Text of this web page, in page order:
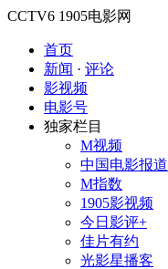
CCTV6 1905电影网
首页
新闻 · 评论
影视频
电影号
独家栏目
M视频
中国电影报道
M指数
1905影视频
今日影评+
佳片有约
光影星播客